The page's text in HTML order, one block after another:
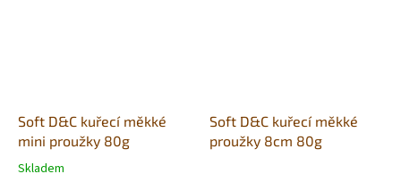
Soft D&C kuřecí měkké
mini proužky 80g
Skladem
Soft D&C kuřecí měkké
proužky 8cm 80g